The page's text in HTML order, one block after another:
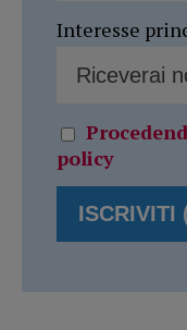
Interesse
policy